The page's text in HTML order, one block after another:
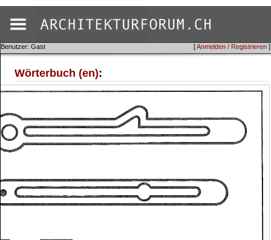
[Anmelden / Registrieren ]
Benutzer: Gast
Wörterbuch (en):